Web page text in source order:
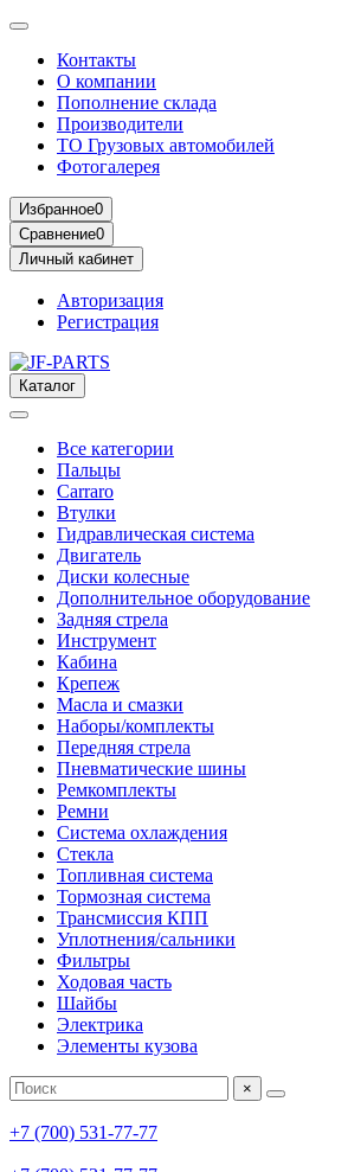
Контакты
О компании
Пополнение склада
Производители
ТО Грузовых автомобилей
Фотогалерея
Избранное0
Сравнение0
Личный кабинет
Авторизация
Регистрация
Каталог
Все категории
Пальцы
Carraro
Втулки
Гидравлическая система
Двигатель
Диски колесные
Дополнительное оборудование
Задняя стрела
Инструмент
Кабина
Крепеж
Масла и смазки
Наборы/комплекты
Передняя стрела
Пневматические шины
Ремкомплекты
Ремни
Система охлаждения
Стекла
Топливная система
Тормозная система
Трансмиссия КПП
Уплотнения/сальники
Фильтры
Ходовая часть
Шайбы
Электрика
Элементы кузова
×
+7 (700) 531-77-77